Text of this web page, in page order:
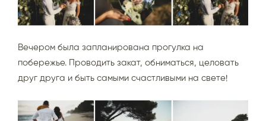
Вечером была запланирована прогулка на
побережье. Проводить закат, обниматься, целовать
друг друга и быть самыми счастливыми на свете!